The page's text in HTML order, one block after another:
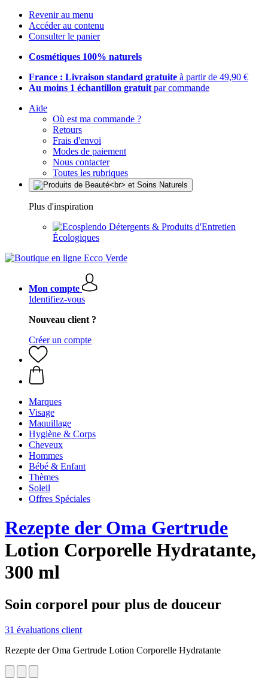
Revenir au menu
Accéder au contenu
Consulter le panier
Cosmétiques 100% naturels
France : Livraison standard gratuite à partir de 49,90 €
Au moins 1 échantillon gratuit par commande
Aide
Où est ma commande ?
Retours
Frais d'envoi
Modes de paiement
Nous contacter
Toutes les rubriques
Plus d'inspiration
Détergents & Produits d'Entretien
Écologiques
Mon compte
Identifiez-vous
Nouveau client ?
Créer un compte
Marques
Visage
Maquillage
Hygiène & Corps
Cheveux
Hommes
Bébé & Enfant
Thèmes
Soleil
Offres Spéciales
Rezepte der Oma Gertrude
Lotion Corporelle Hydratante,
300 ml
Soin corporel pour plus de douceur
31 évaluations client
Rezepte der Oma Gertrude Lotion Corporelle Hydratante